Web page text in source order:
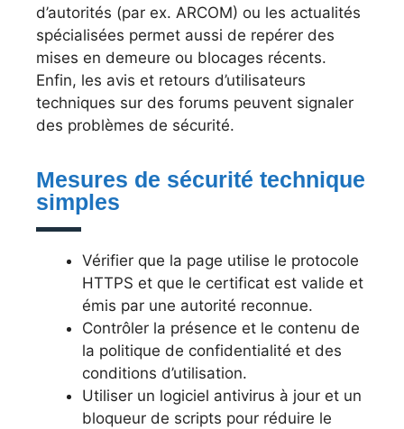
d’autorités (par ex. ARCOM) ou les actualités
spécialisées permet aussi de repérer des
mises en demeure ou blocages récents.
Enfin, les avis et retours d’utilisateurs
techniques sur des forums peuvent signaler
des problèmes de sécurité.
Mesures de sécurité technique
simples
Vérifier que la page utilise le protocole
HTTPS et que le certificat est valide et
émis par une autorité reconnue.
Contrôler la présence et le contenu de
la politique de confidentialité et des
conditions d’utilisation.
Utiliser un logiciel antivirus à jour et un
bloqueur de scripts pour réduire le